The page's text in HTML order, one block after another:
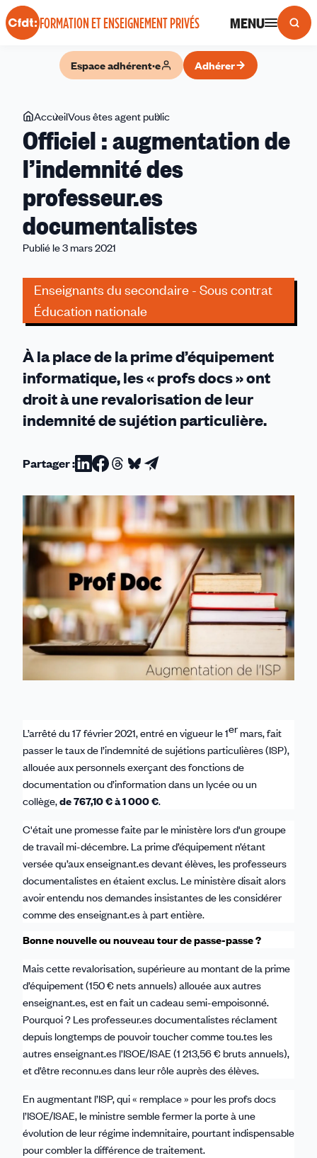
Panneau de gestion des cookies
FORMATION ET ENSEIGNEMENT PRIVÉS MENU
Espace adhérent·e Adhérer
Vous
êtes
ici
AccueilVous êtes agent public
:
de
professeur.es
Officiel : augmentation de
l’indemnité des
professeur.es
documentalistes
Publié le 3 mars 2021
Enseignants du secondaire - Sous contrat
Éducation nationale
À la place de la prime d’équipement
informatique, les « profs docs » ont
droit à une revalorisation de leur
indemnité de sujétion particulière.
Partager :Partager
sur
Linkedin
Partager
sur
Facebook
Partager
sur
Threads
Partager
sur
Bluesky
Partager
par
email
L’arrêté du 17 février 2021, entré en vigueur le 1ermars, fait
passer le taux de l’indemnité de sujétions particulières (ISP),
allouée aux personnels exerçant des fonctions de
documentation ou d’information dans un lycée ou un
collège,de 767,10 € à 1 000 €.
C'était une promesse faite par le ministère lors d'un groupe
de travail mi-décembre. La prime d’équipement n’étant
versée qu’aux enseignant.es devant élèves, les professeurs
documentalistes en étaient exclus. Le ministère disait alors
avoir entendu nos demandes insistantes de les considérer
comme des enseignant.es à part entière.
Bonne nouvelle ou nouveau tour de passe-passe ?
Mais cette revalorisation, supérieure au montant de la prime
d’équipement (150 € nets annuels) allouée aux autres
enseignant.es, est en fait un cadeau semi-empoisonné.
Pourquoi ? Les professeur.es documentalistes réclament
depuis longtemps de pouvoir toucher comme tou.tes les
autres enseignant.es l’ISOE/ISAE (1 213,56 € bruts annuels),
et d’être reconnu.es dans leur rôle auprès des élèves.
En augmentant l’ISP, qui « remplace » pour les profs docs
l’ISOE/ISAE, le ministre semble fermer la porte à une
évolution de leur régime indemnitaire, pourtant indispensable
pour combler la différence de traitement.